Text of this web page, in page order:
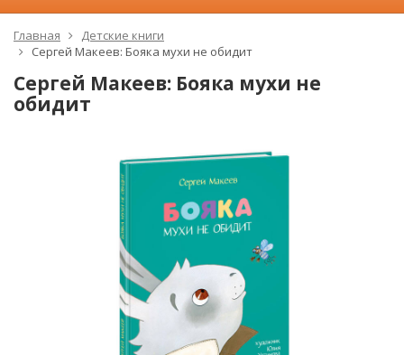
Главная
Детские книги
Сергей Макеев: Бояка мухи не обидит
Сергей Макеев: Бояка мухи не
обидит